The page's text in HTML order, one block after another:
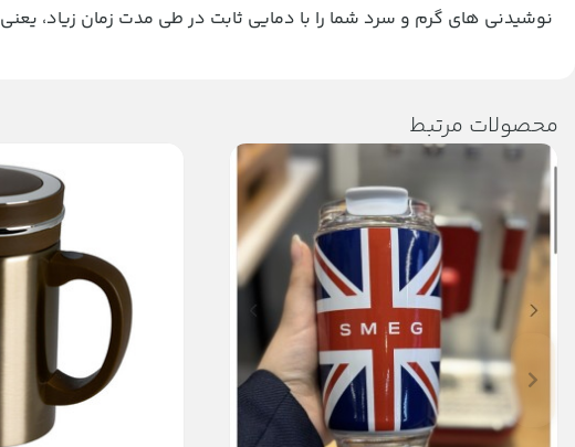
نوشیدنی های گرم و سرد شما را با دمایی ثابت در طی مدت زمان زیاد، یعنی 24 ساعت، در اختیارتان قرار خواهد داد.
محصولات مرتبط